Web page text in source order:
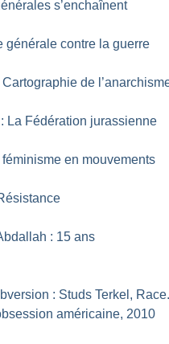
s’enchaînent
générale contre la guerre
de
La Fédération jurassienne
en mouvements
: 15 ans
: Studs Terkel,
américaine, 2010